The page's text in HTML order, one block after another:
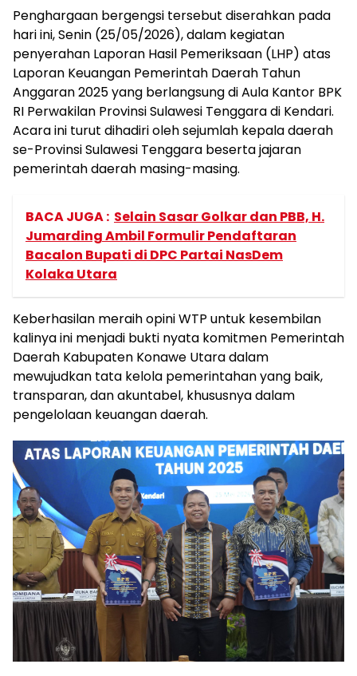
Penghargaan bergengsi tersebut diserahkan pada
hari ini, Senin (25/05/2026), dalam kegiatan
penyerahan Laporan Hasil Pemeriksaan (LHP) atas
Laporan Keuangan Pemerintah Daerah Tahun
Anggaran 2025 yang berlangsung di Aula Kantor BPK
RI Perwakilan Provinsi Sulawesi Tenggara di Kendari.
Acara ini turut dihadiri oleh sejumlah kepala daerah
se-Provinsi Sulawesi Tenggara beserta jajaran
pemerintah daerah masing-masing.
BACA JUGA : Selain Sasar Golkar dan PBB, H.
Jumarding Ambil Formulir Pendaftaran
Bacalon Bupati di DPC Partai NasDem
Kolaka Utara
Keberhasilan meraih opini WTP untuk kesembilan
kalinya ini menjadi bukti nyata komitmen Pemerintah
Daerah Kabupaten Konawe Utara dalam
mewujudkan tata kelola pemerintahan yang baik,
transparan, dan akuntabel, khususnya dalam
pengelolaan keuangan daerah.